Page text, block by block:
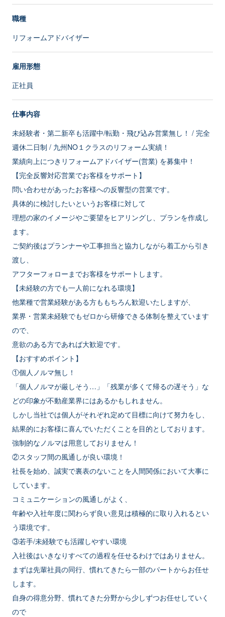
職種
リフォームアドバイザー
雇用形態
正社員
仕事内容
未経験者・第二新卒も活躍中/転勤・飛び込み営業無し！ / 完全
週休二日制 / 九州NO１クラスのリフォーム実績！
業績向上につきリフォームアドバイザー(営業) を募集中！
【完全反響対応営業でお客様をサポート】
問い合わせがあったお客様への反響型の営業です。
具体的に検討したいというお客様に対して
理想の家のイメージやご要望をヒアリングし、プランを作成し
ます。
ご契約後はプランナーや工事担当と協力しながら着工から引き
渡し、
アフターフォローまでお客様をサポートします。
【未経験の方でも一人前になれる環境】
他業種で営業経験がある方ももちろん歓迎いたしますが、
業界・営業未経験でもゼロから研修できる体制を整えています
ので、
意欲のある方であれば大歓迎です。
【おすすめポイント】
①個人ノルマ無し！
「個人ノルマが厳しそう…」「残業が多くて帰るの遅そう」な
どの印象が不動産業界にはあるかもしれません。
しかし当社では個人がそれぞれ定めて目標に向けて努力をし、
結果的にお客様に喜んでいただくことを目的としております。
強制的なノルマは用意しておりません！
②スタッフ間の風通しが良い環境！
社長を始め、誠実で裏表のないことを人間関係において大事に
しています。
コミュニケーションの風通しがよく、
年齢や入社年度に関わらず良い意見は積極的に取り入れるとい
う環境です。
③若手/未経験でも活躍しやすい環境
入社後はいきなりすべての過程を任せるわけではありません。
まずは先輩社員の同行、慣れてきたら一部のパートからお任せ
します。
自身の得意分野、慣れてきた分野から少しずつお任せしていく
ので